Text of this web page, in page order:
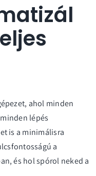
ahol minden
lépés
is a minimálisra
a
és hol spórol neked a